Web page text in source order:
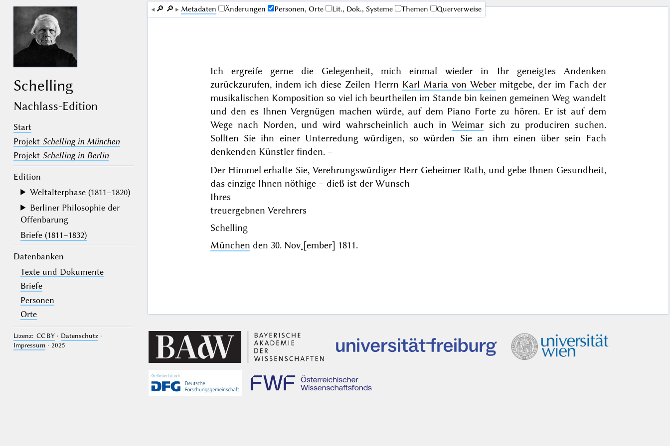
Schelling
Nachlass-Edition
Start
Projekt Schelling in München
Projekt Schelling in Berlin
Edition
Weltalterphase (1811–1820)
Berliner Philosophie der
Offenbarung
Briefe (1811–1832)
Datenbanken
Texte und Dokumente
Briefe
Personen
Orte
Lizenz: CC BY· Datenschutz·
Impressum· 2025
🔎︎ 🔎︎ Me­ta­da­ten Änderungen Personen, Orte Lit., Dok., Systeme Themen Querverweise
Ich ergreife gerne die Gelegenheit, mich einmal wieder in Ihr geneigtes Andenken
zurückzurufen, indem ich diese Zeilen Herrn Karl Maria von Weber mitgebe, der im Fach der
musikalischen Komposition so viel ich beurtheilen im Stande bin keinen gemeinen Weg wandelt
und den es Ihnen Vergnügen machen würde, auf dem Piano Fortezu hören. Er ist auf dem
Wege nach Norden, und wird wahrscheinlich auch inWeimar sich zu produciren suchen.
Sollten Sie ihn einer Unterredung würdigen, so würden Sie an ihm einen über sein Fach
denkenden Künstler finden. –
Der Himmel erhalte Sie, Verehrungswürdiger Herr Geheimer Rath, und gebe Ihnen Gesundheit,
das einzige Ihnen nöthige – dieß ist der Wunsch
Ihres
treuergebnen Verehrers
Schelling
München den 30. Nov˖[ember] 1811.